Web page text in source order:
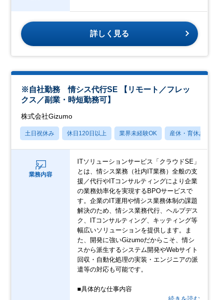
詳しく見る
※自社勤務 情シス代行SE 【リモート／フレッ
クス／副業・時短勤務可】
株式会社Gizumo
土日祝休み 休日120日以上 業界未経験OK 産休・育休あり
業務内容
ITソリューションサービス「クラウドSE」
とは、情シス業務（社内IT業務）全般の支
援／代行やITコンサルティングにより企業
の業務効率化を実現するBPOサービスで
す。企業のIT運用や情シス業務体制の課題
解決のため、情シス業務代行、ヘルプデス
ク、ITコンサルティング、キッティング等
幅広いソリューションを提供します。ま
た、開発に強いGizumoだからこそ、情シ
スから派生するシステム開発やWebサイト
回収・自動化処理の実装・エンジニアの派
遣等の対応も可能です。
■具体的な仕事内容